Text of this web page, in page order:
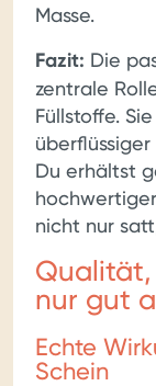
Masse.
Fazit: Die
zentrale
Füllstoffe.
Du erhältst
nicht nur
nur gut
Echte
Schein